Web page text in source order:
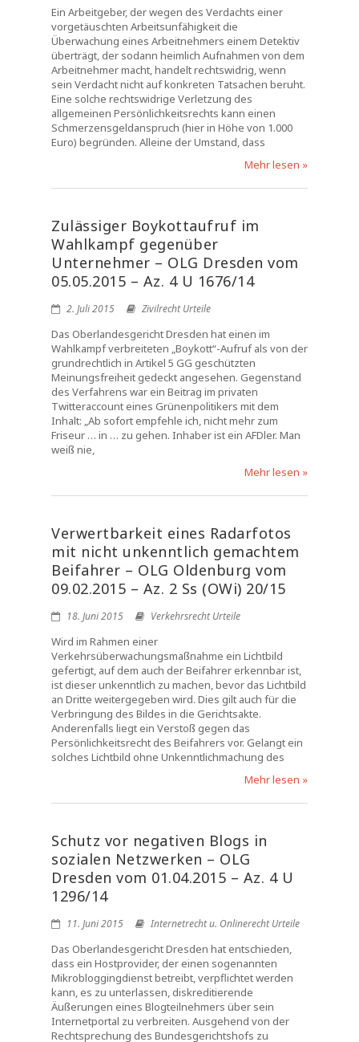
Ein Arbeitgeber, der wegen des Verdachts einer
vorgetäuschten Arbeitsunfähigkeit die
Überwachung eines Arbeitnehmers einem Detektiv
überträgt, der sodann heimlich Aufnahmen von dem
Arbeitnehmer macht, handelt rechtswidrig, wenn
sein Verdacht nicht auf konkreten Tatsachen beruht.
Eine solche rechtswidrige Verletzung des
allgemeinen Persönlichkeitsrechts kann einen
Schmerzensgeldanspruch (hier in Höhe von 1.000
Euro) begründen. Alleine der Umstand, dass
Mehr lesen »
Zulässiger Boykottaufruf im
Wahlkampf gegenüber
Unternehmer – OLG Dresden vom
05.05.2015 – Az. 4 U 1676/14
2. Juli 2015 Zivilrecht Urteile
Das Oberlandesgericht Dresden hat einen im
Wahlkampf verbreiteten „Boykott“-Aufruf als von der
grundrechtlich in Artikel 5 GG geschützten
Meinungsfreiheit gedeckt angesehen. Gegenstand
des Verfahrens war ein Beitrag im privaten
Twitteraccount eines Grünenpolitikers mit dem
Inhalt: „Ab sofort empfehle ich, nicht mehr zum
Friseur … in … zu gehen. Inhaber ist ein AFDler. Man
weiß nie,
Mehr lesen »
Verwertbarkeit eines Radarfotos
mit nicht unkenntlich gemachtem
Beifahrer – OLG Oldenburg vom
09.02.2015 – Az. 2 Ss (OWi) 20/15
18. Juni 2015 Verkehrsrecht Urteile
Wird im Rahmen einer
Verkehrsüberwachungsmaßnahme ein Lichtbild
gefertigt, auf dem auch der Beifahrer erkennbar ist,
ist dieser unkenntlich zu machen, bevor das Lichtbild
an Dritte weitergegeben wird. Dies gilt auch für die
Verbringung des Bildes in die Gerichtsakte.
Anderenfalls liegt ein Verstoß gegen das
Persönlichkeitsrecht des Beifahrers vor. Gelangt ein
solches Lichtbild ohne Unkenntlichmachung des
Mehr lesen »
Schutz vor negativen Blogs in
sozialen Netzwerken – OLG
Dresden vom 01.04.2015 – Az. 4 U
1296/14
11. Juni 2015 Internetrecht u. Onlinerecht Urteile
Das Oberlandesgericht Dresden hat entschieden,
dass ein Hostprovider, der einen sogenannten
Mikrobloggingdienst betreibt, verpflichtet werden
kann, es zu unterlassen, diskreditierende
Äußerungen eines Blogteilnehmers über sein
Internetportal zu verbreiten. Ausgehend von der
Rechtsprechung des Bundesgerichtshofs zu